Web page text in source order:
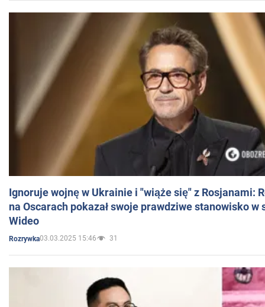
Ignoruje wojnę w Ukrainie i "wiąże się" z Rosjanami:
na Oscarach pokazał swoje prawdziwe stanowisko w
Wideo
Rozrywka03.03.2025 15:46 31